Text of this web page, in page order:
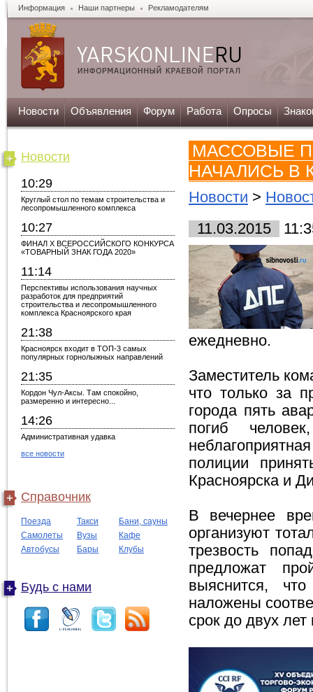
Информация Наши партнеры Рекламодателям
Новости Объявления Форум Работа Опросы
Новости
10:29
Круглый стол по темам строительства и
лесопромышленного комплекса
10:27
ФИНАЛ X ВСЕРОССИЙСКОГО КОНКУРСА
«ТОВАРНЫЙ ЗНАК ГОДА 2020»
11:14
Перспективы использования научных
разработок для предприятий
строительства и лесопромышленного
комплекса Красноярского края
21:38
Красноярск входит в ТОП-3 самых
популярных горнолыжных направлений
21:35
Кордон Чул-Аксы. Там спокойно,
размеренно и интересно...
14:26
Административная удавка
все новости
Справочник
Поезда Такси
Бани, сауны
Самолеты
Вузы
Кафе
Автобусы
Бары Клубы
Будь с нами
МАССОВЫЕ
НАЧАЛИСЬ В
Новости >
11.03.2015
ежедневно.
Заместитель
что только за
города пять
погиб
полиции
Красноярска и
В вечернее
организуют
трезвость
предложат
выяснится,
наложены
срок до двух